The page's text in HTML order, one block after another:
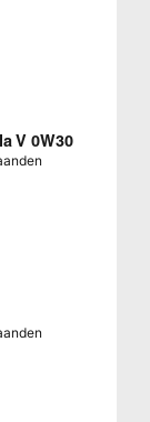
V 0W30